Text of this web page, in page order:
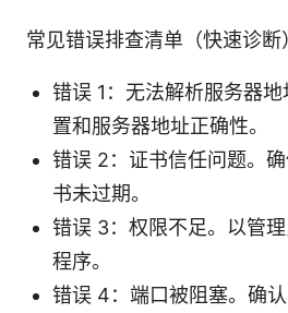
常见错误排查清单（快速诊断
错误 1：无法解析服务器
置和服务器地址正确性。
错误 2：证书信任问题。
书未过期。
错误 3：权限不足。以管
程序。
错误 4：端口被阻塞。确